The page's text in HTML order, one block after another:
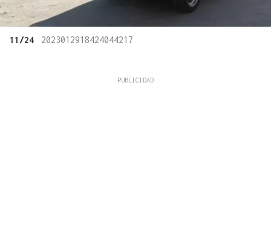
11/24 2023012918424044217